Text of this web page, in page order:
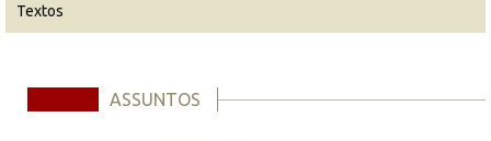
Textos
ASSUNTOS